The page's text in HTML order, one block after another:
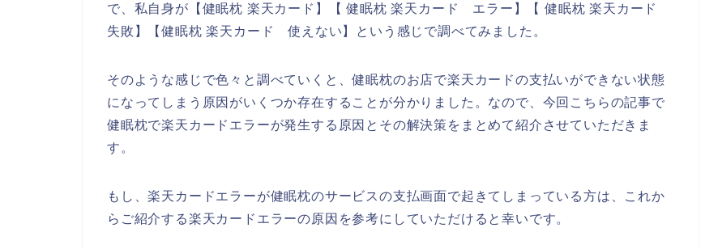
で、私自身が【健眠枕 楽天カード】【 健眠枕 楽天カード エラー】【 健眠枕 楽天カード
失敗】【健眠枕 楽天カード 使えない】という感じで調べてみました。
そのような感じで色々と調べていくと、健眠枕のお店で楽天カードの支払いができない状態
になってしまう原因がいくつか存在することが分かりました。なので、今回こちらの記事で
健眠枕で楽天カードエラーが発生する原因とその解決策をまとめて紹介させていただきま
す。
もし、楽天カードエラーが健眠枕のサービスの支払画面で起きてしまっている方は、これか
らご紹介する楽天カードエラーの原因を参考にしていただけると幸いです。